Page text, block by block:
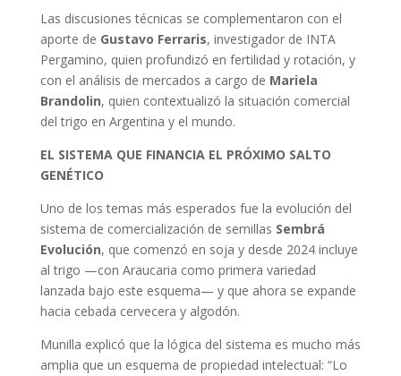
Las discusiones técnicas se complementaron con el
aporte de Gustavo Ferraris, investigador de INTA
Pergamino, quien profundizó en fertilidad y rotación, y
con el análisis de mercados a cargo de Mariela
Brandolin, quien contextualizó la situación comercial
del trigo en Argentina y el mundo.
EL SISTEMA QUE FINANCIA EL PRÓXIMO SALTO
GENÉTICO
Uno de los temas más esperados fue la evolución del
sistema de comercialización de semillas Sembrá
Evolución, que comenzó en soja y desde 2024 incluye
al trigo —con Araucaria como primera variedad
lanzada bajo este esquema— y que ahora se expande
hacia cebada cervecera y algodón.
Munilla explicó que la lógica del sistema es mucho más
amplia que un esquema de propiedad intelectual: “Lo